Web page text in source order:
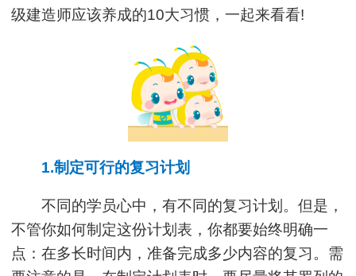
级建造师应该养成的10大习惯，一起来看看!
1.制定可行的复习计划
不同的学员心中，有不同的复习计划。但是，
不管你如何制定这份计划表，你都要始终明确一
点：在多长时间内，准备完成多少内容的复习。需